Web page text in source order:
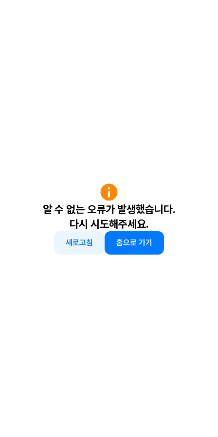
알 수 없는 오류가 발생했습니다.
다시 시도해주세요.
새로고침 홈으로 가기